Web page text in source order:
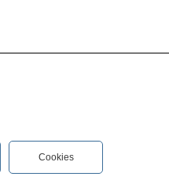
Cookies